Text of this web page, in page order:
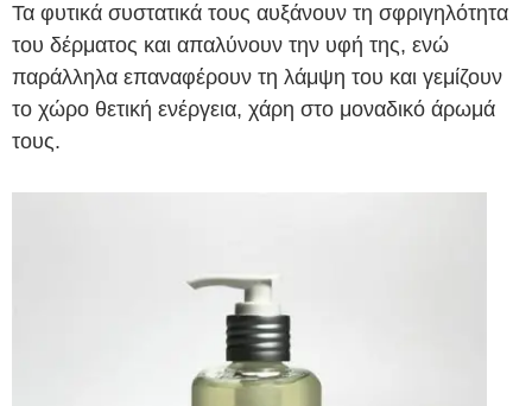
Τα φυτικά συστατικά τους αυξάνουν τη σφριγηλότητα
του δέρματος και απαλύνουν την υφή της, ενώ
παράλληλα επαναφέρουν τη λάμψη του και γεμίζουν
το χώρο θετική ενέργεια, χάρη στο μοναδικό άρωμά
τους.